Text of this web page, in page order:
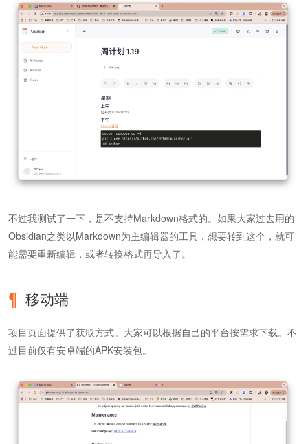
不过我测试了一下，是不支持Markdown格式的。如果大家过去用的
Obsidian之类以Markdown为主编辑器的工具，想要转到这个，就可
能需要重新编辑，或者转换格式再导入了。
移动端
项目页面提供了获取方式。大家可以根据自己的平台按需求下载。不
过目前仅有安卓端的APK安装包。